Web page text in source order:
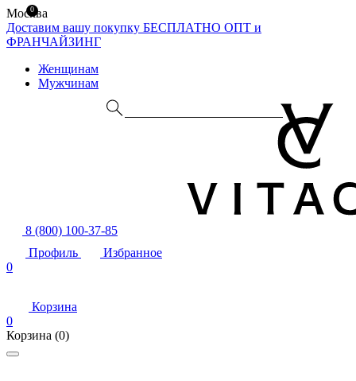
Москва
Доставим вашу покупку БЕСПЛАТНО ОПТ и
ФРАНЧАЙЗИНГ
Женщинам
Мужчинам
8 (800) 100-37-85
Профиль
Избранное
0
Корзина
0
Корзина (0)
0